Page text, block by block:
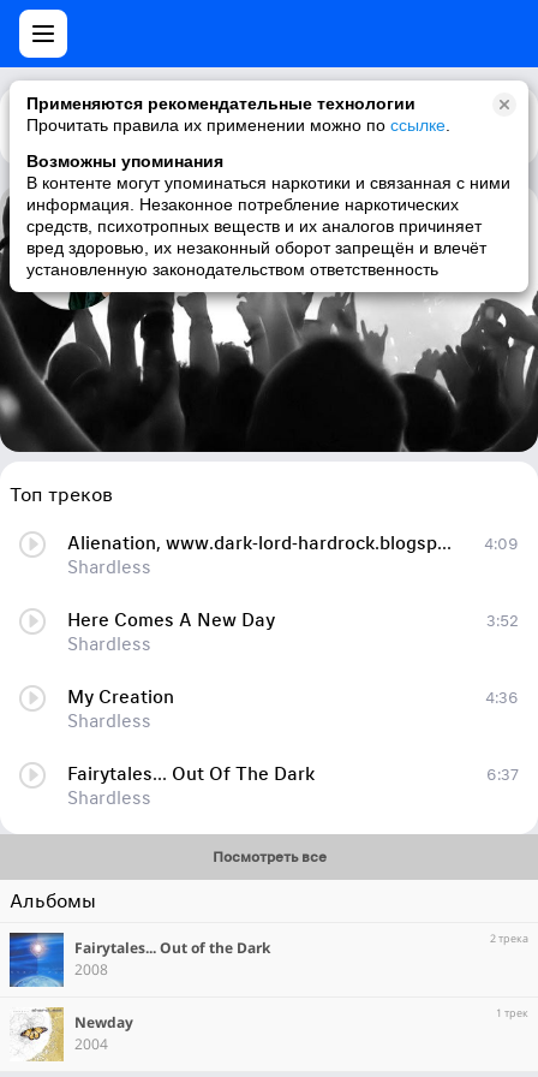
Применяются рекомендательные технологии
Прочитать правила их применении можно по ссылке
Возможны упоминания
В контенте могут упоминаться наркотики и связанная с ними
информация. Незаконное потребление наркотических
средств, психотропных веществ и их аналогов причиняет
вред здоровью, их незаконный оборот запрещён и влечёт
установленную законодательством ответственность
Каталог Рекомендации
Shardless
Топ треков
Alienation, www.dark-lord-hardrock.blogspot.com
Shardless
4:09
Here Comes A New Day
Shardless
3:52
My Creation
Shardless
4:36
Fairytales... Out Of The Dark
Shardless
6:37
Посмотреть все
Альбомы
Fairytales... Out of the Dark
2008
2 трека
Newday
2004
1 трек